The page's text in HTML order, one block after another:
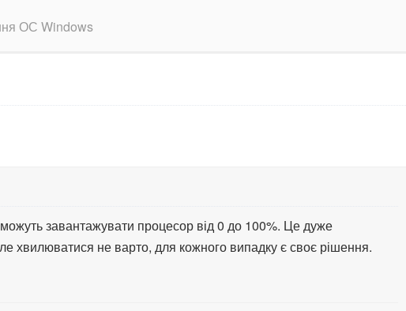
ОС Windows
завантажувати процесор від 0 до 100%. Це дуже
хвилюватися не варто, для кожного випадку є своє рішення.